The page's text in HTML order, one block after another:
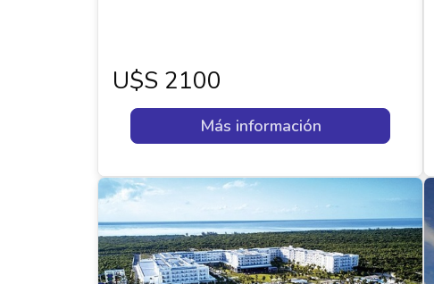
U$s 2100
Más información